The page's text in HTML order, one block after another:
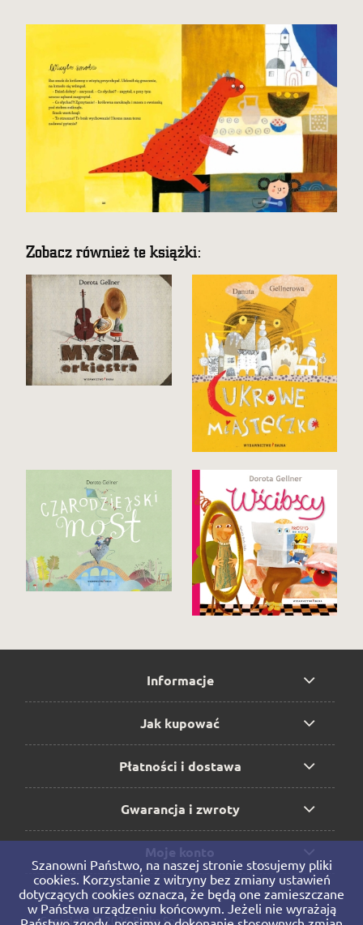
Szanowni Państwo, na naszej stronie stosujemy pliki
cookies. Korzystanie z witryny bez zmiany ustawień
dotyczących cookies oznacza, że będą one zamieszczane
w Państwa urządzeniu końcowym. Jeżeli nie wyrażają
Zobacz również te książki:
Informacje
Jak kupować
Płatności i dostawa
Gwarancja i zwroty
Moje konto
Copyright © 2026 Bajka Sp. z o.o.